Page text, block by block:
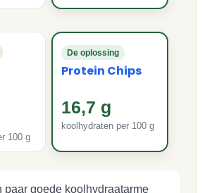
100 g
De oplossing
Protein Chips
16,7 g
koolhydraten per 100 g
paar goede koolhydraatarme